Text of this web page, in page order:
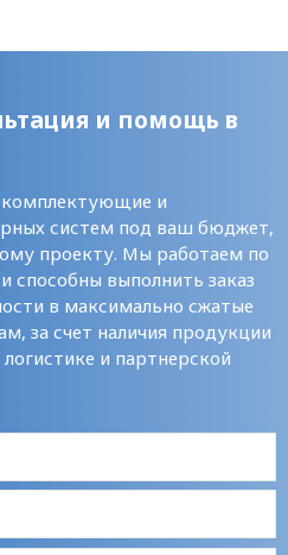
и помощь в
комплектующие и
систем под ваш бюджет,
проекту. Мы работаем по
способны выполнить заказ
в максимально сжатые
за счет наличия продукции
и партнерской